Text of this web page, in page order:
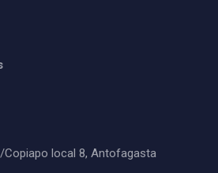
Copiapo local 8, Antofagasta